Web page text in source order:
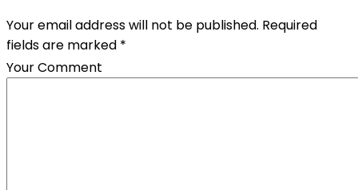
Your email address will not be published. Required
fields are marked *
Your Comment